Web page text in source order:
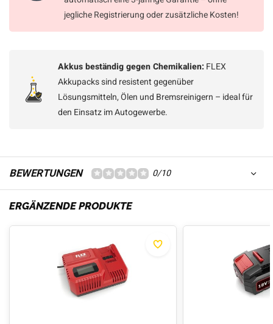
jegliche Registrierung oder zusätzliche Kosten!
Akkus beständig gegen Chemikalien: FLEX
Akkupacks sind resistent gegenüber
Lösungsmitteln, Ölen und Bremsreinigern – ideal für
den Einsatz im Autogewerbe.
BEWERTUNGEN 0/10
ERGÄNZENDE PRODUKTE